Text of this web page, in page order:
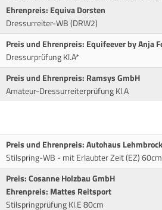
Ehrenpreis: Equiva Dorsten
Dressurreiter-WB (DRW2)
Preis und Ehrenpreis: Equifeever by Anja
Dressurprüfung Kl.A*
Preis und Ehrenpreis: Ramsys GmbH
Amateur-Dressurreiterprüfung Kl.A
Preis und Ehrenpreis: Autohaus Lehmbrock
Stilspring-WB - mit Erlaubter Zeit (EZ) 60cm
Preis: Cosanne Holzbau GmbH
Ehrenpreis: Mattes Reitsport
Stilspringprüfung Kl.E 80cm